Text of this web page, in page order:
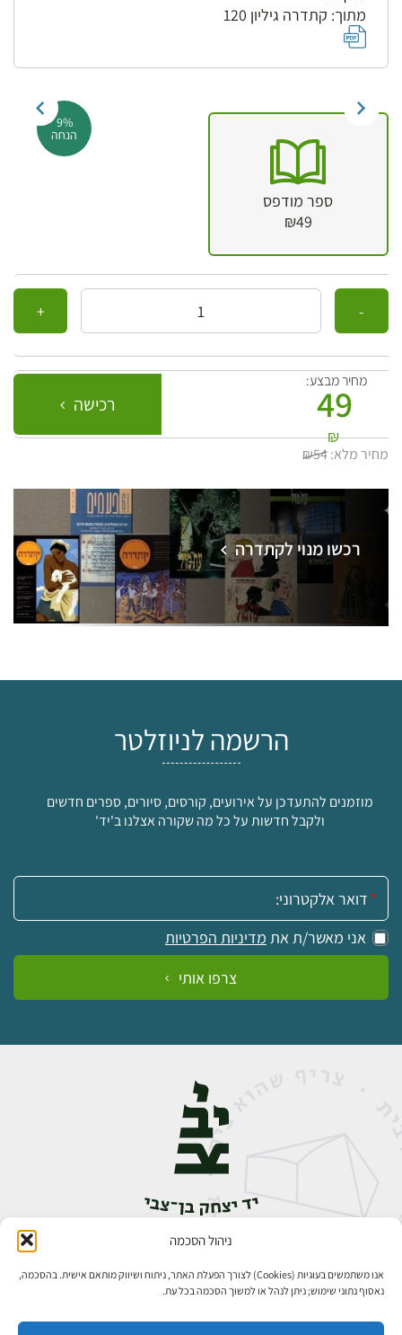
ניהול הסכמה
אנו משתמשים בעוגיות (Cookies) לצורך הפעלת האתר, ניתוח ושיווק מותאם אישית. בהסכמה,
נאסוף נתוני שימוש; ניתן לנהל או למשוך הסכמה בכל עת.
מתוך: קתדרה גיליון 120
9%
הנחה
ספר מודפס
₪49
כמות
מחיר מבצע:
49
₪
רכישה
מחיר מלא:₪54
רכשו מנוי לקתדרה
הרשמה לניוזלטר
מוזמנים להתעדכן על אירועים, קורסים, סיורים, ספרים חדשים
ולקבל חדשות על כל מה שקורה אצלנו ב'יד'
אימייל:
אני מאשר/ת את מדיניות הפרטיות
צרפו אותי
אבן גבירול 14, רחביה, ירושלים